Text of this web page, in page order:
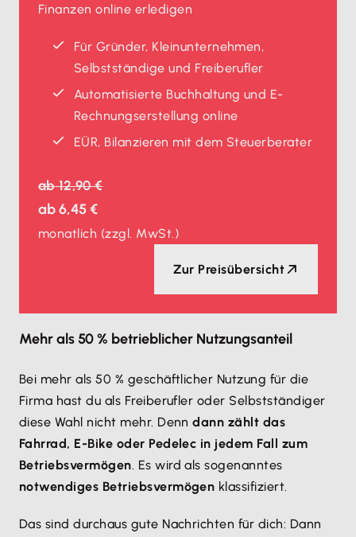
Finanzen online erledigen
Für Gründer, Kleinunternehmen,
Selbstständige und Freiberufler
Automatisierte Buchhaltung und E-
Rechnungserstellung online
EÜR, Bilanzieren mit dem Steuerberater
ab12,90 €
ab6,45 €
monatlich (zzgl. MwSt.)
Zur Preisübersicht
Mehr als 50 % betrieblicher Nutzungsanteil
Bei mehr als 50 % geschäftlicher Nutzung für die
Firma hast du als Freiberufler oder Selbstständiger
diese Wahl nicht mehr. Denndann zählt das
Fahrrad, E-Bike oder Pedelec in jedem Fall zum
Betriebsvermögen. Es wird als sogenanntes
notwendiges Betriebsvermögen klassifiziert.
Das sind durchaus gute Nachrichten für dich: Dann